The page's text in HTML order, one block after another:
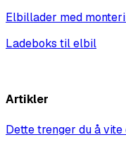
Elbillader med
Ladeboks til elbil
Artikler
Dette trenger du å